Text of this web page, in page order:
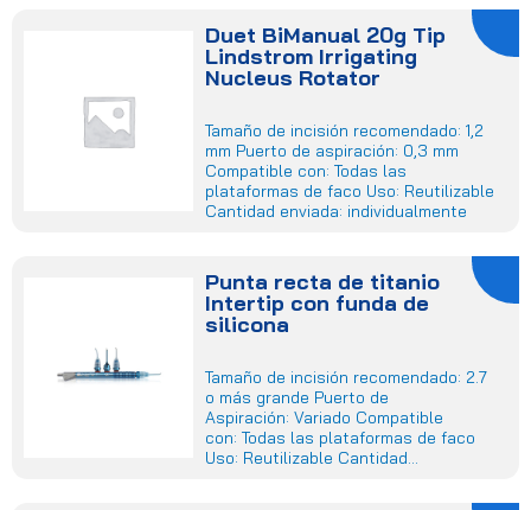
Duet BiManual 20g Tip
Lindstrom Irrigating
Nucleus Rotator
Tamaño de incisión recomendado: 1,2
mm Puerto de aspiración: 0,3 mm
Compatible con: Todas las
plataformas de faco Uso: Reutilizable
Cantidad enviada: individualmente
Punta recta de titanio
Intertip con funda de
silicona
Tamaño de incisión recomendado: 2.7
o más grande Puerto de
Aspiración: Variado Compatible
con: Todas las plataformas de faco
Uso: Reutilizable Cantidad...